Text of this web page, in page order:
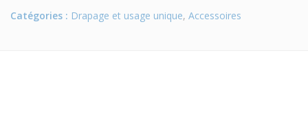
Catégories : Drapage et usage unique, Accessoires